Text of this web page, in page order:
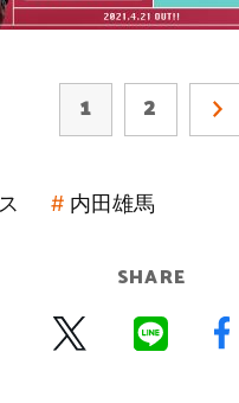
1 2
内田雄馬
SHARE